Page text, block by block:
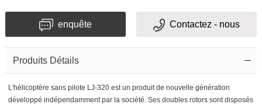
enquête Contactez - nous
Produits Détails
L'hélicoptère sans pilote LJ-320 est un produit de nouvelle génération
développé indépendamment par la société. Ses doubles rotors sont disposés